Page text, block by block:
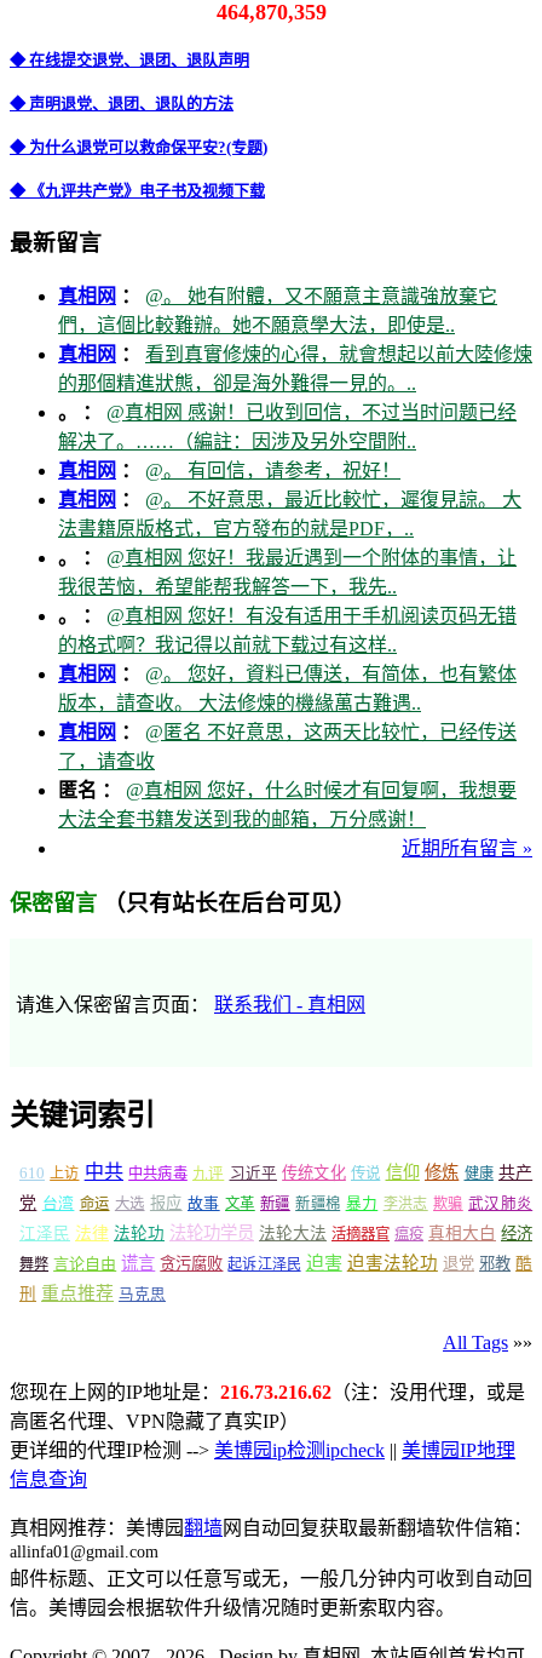
464,870,359
◆ 在线提交退党、退团、退队声明
◆ 声明退党、退团、退队的方法
◆ 为什么退党可以救命保平安?(专题)
◆ 《九评共产党》电子书及视频下载
最新留言
真相网 ： @。 她有附體，又不願意主意識強放棄它
們，這個比較難辦。她不願意學大法，即使是..
真相网 ： 看到真實修煉的心得，就會想起以前大陸修煉
的那個精進狀態，卻是海外難得一見的。..
。 ： @真相网 感谢！已收到回信，不过当时问题已经
解决了。……（編註：因涉及另外空間附..
真相网 ： @。 有回信，请参考，祝好！
真相网 ： @。 不好意思，最近比較忙，遲復見諒。 大
法書籍原版格式，官方發布的就是PDF，..
。 ： @真相网 您好！我最近遇到一个附体的事情，让
我很苦恼，希望能帮我解答一下，我先..
。 ： @真相网 您好！有没有适用于手机阅读页码无错
的格式啊？我记得以前就下载过有这样..
真相网 ： @。 您好，資料已傳送，有简体，也有繁体
版本，請查收。 大法修煉的機緣萬古難遇..
真相网 ： @匿名 不好意思，这两天比较忙，已经传送
了，请查收
匿名 ： @真相网 您好，什么时候才有回复啊，我想要
大法全套书籍发送到我的邮箱，万分感谢！
近期所有留言 »
保密留言 （只有站长在后台可见）
请進入保密留言页面： 联系我们 - 真相网
关键词索引
610 上访 中共 中共病毒 九评 习近平 传统文化 传说 信仰 修炼 健康 共产
党 台湾 命运 大选 报应 故事 文革 新疆 新疆棉 暴力 李洪志 欺骗 武汉肺炎
江泽民 法律 法轮功 法轮功学员 法轮大法 活摘器官 瘟疫 真相大白 经济
舞弊 言论自由 谎言 贪污腐败 起诉江泽民 迫害 迫害法轮功 退党 邪教 酷
刑 重点推荐 马克思
All Tags »»
您现在上网的IP地址是： 216.73.216.62 （注：没用代理，或是
高匿名代理、VPN隐藏了真实IP）
更详细的代理IP检测 --> 美博园ip检测ipcheck || 美博园IP地理
信息查询
真相网推荐：美博园翻墙网自动回复获取最新翻墙软件信箱：
allinfa01@gmail.com
邮件标题、正文可以任意写或无，一般几分钟内可收到自动回
信。美博园会根据软件升级情况随时更新索取内容。